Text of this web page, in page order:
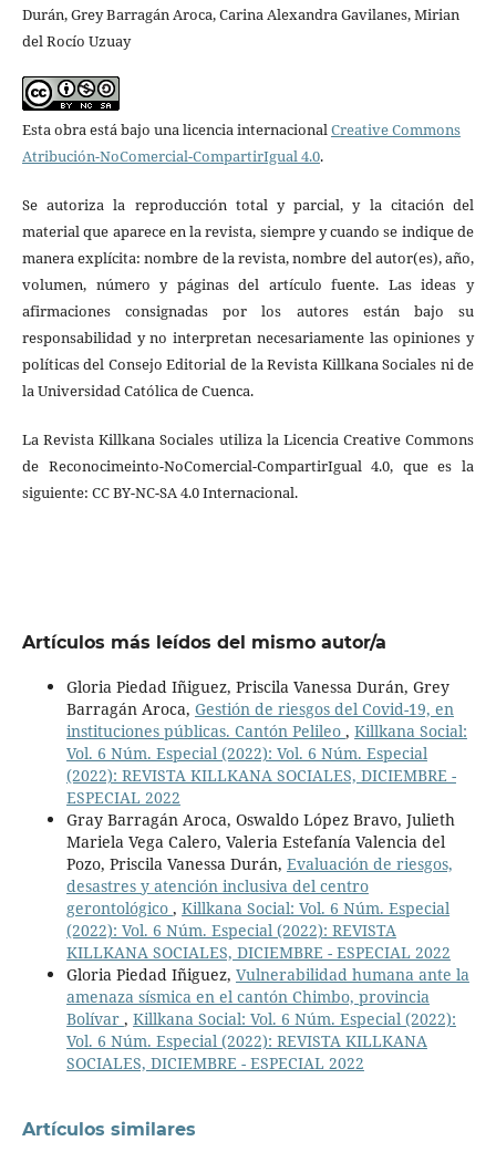
Durán, Grey Barragán Aroca, Carina Alexandra Gavilanes, Mirian
del Rocío Uzuay
Esta obra está bajo una licencia internacionalCreative Commons
Atribución-NoComercial-CompartirIgual 4.0.
Se autoriza la reproducción total y parcial, y la citación del
material que aparece en la revista, siempre y cuando se indique de
manera explícita: nombre de la revista, nombre del autor(es), año,
volumen, número y páginas del artículo fuente. Las ideas y
afirmaciones consignadas por los autores están bajo su
responsabilidad y no interpretan necesariamente las opiniones y
políticas del Consejo Editorial de la Revista Killkana Sociales ni de
la Universidad Católica de Cuenca.
La Revista Killkana Sociales utiliza la Licencia Creative Commons
de Reconocimeinto-NoComercial-CompartirIgual 4.0, que es la
siguiente: CC BY-NC-SA 4.0 Internacional.
Artículos más leídos del mismo autor/a
Gloria Piedad Iñiguez, Priscila Vanessa Durán, Grey
Barragán Aroca, Gestión de riesgos del Covid-19, en
instituciones públicas. Cantón Pelileo , Killkana Social:
Vol. 6 Núm. Especial (2022): Vol. 6 Núm. Especial
(2022): REVISTA KILLKANA SOCIALES, DICIEMBRE -
ESPECIAL 2022
Gray Barragán Aroca, Oswaldo López Bravo, Julieth
Mariela Vega Calero, Valeria Estefanía Valencia del
Pozo, Priscila Vanessa Durán, Evaluación de riesgos,
desastres y atención inclusiva del centro
gerontológico , Killkana Social: Vol. 6 Núm. Especial
(2022): Vol. 6 Núm. Especial (2022): REVISTA
KILLKANA SOCIALES, DICIEMBRE - ESPECIAL 2022
Gloria Piedad Iñiguez, Vulnerabilidad humana ante la
amenaza sísmica en el cantón Chimbo, provincia
Bolívar , Killkana Social: Vol. 6 Núm. Especial (2022):
Vol. 6 Núm. Especial (2022): REVISTA KILLKANA
SOCIALES, DICIEMBRE - ESPECIAL 2022
Artículos similares